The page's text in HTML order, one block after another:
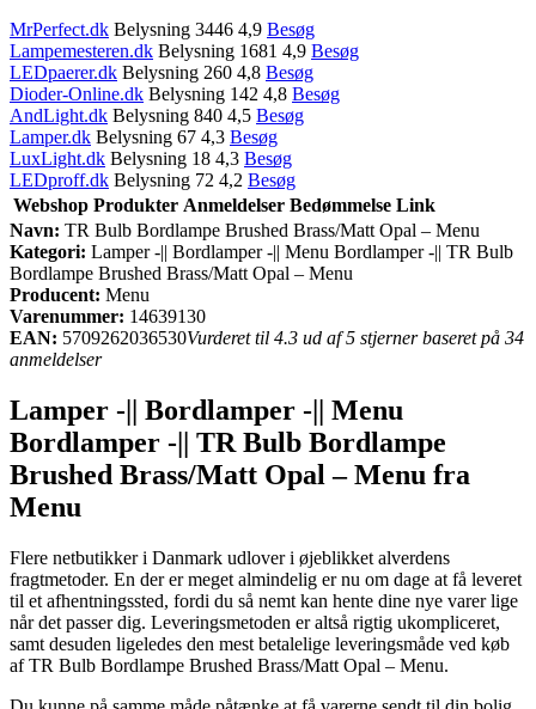
MrPerfect.dk Belysning 3446 4,9 Besøg
Lampemesteren.dk Belysning 1681 4,9 Besøg
LEDpaerer.dk Belysning 260 4,8 Besøg
Dioder-Online.dk Belysning 142 4,8 Besøg
AndLight.dk Belysning 840 4,5 Besøg
Lamper.dk Belysning 67 4,3 Besøg
LuxLight.dk Belysning 18 4,3 Besøg
LEDproff.dk Belysning 72 4,2 Besøg
Webshop Produkter Anmeldelser Bedømmelse Link
Navn: TR Bulb Bordlampe Brushed Brass/Matt Opal – Menu
Kategori: Lamper -|| Bordlamper -|| Menu Bordlamper -|| TR Bulb
Bordlampe Brushed Brass/Matt Opal – Menu
Producent: Menu
Varenummer: 14639130
EAN: 5709262036530Vurderet til 4.3 ud af 5 stjerner baseret på 34
anmeldelser
Lamper -|| Bordlamper -|| Menu
Bordlamper -|| TR Bulb Bordlampe
Brushed Brass/Matt Opal – Menu fra
Menu
Flere netbutikker i Danmark udlover i øjeblikket alverdens
fragtmetoder. En der er meget almindelig er nu om dage at få leveret
til et afhentningssted, fordi du så nemt kan hente dine nye varer lige
når det passer dig. Leveringsmetoden er altså rigtig ukompliceret,
samt desuden ligeledes den mest betalelige leveringsmåde ved køb
af TR Bulb Bordlampe Brushed Brass/Matt Opal – Menu.